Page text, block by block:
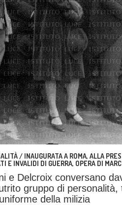
/ INAUGURATA A ROMA, ALLA
E INVALIDI DI GUERRA, OPERA DI
e Delcroix conversano
gruppo di
della milizia